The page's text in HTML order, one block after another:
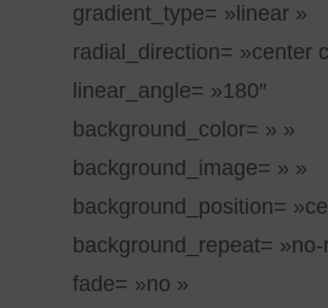
gradient_type= »linear »
radial_direction= »center
linear_angle= »180″
background_color= » »
background_image= » »
background_position=
background_repeat=
fade= »no »